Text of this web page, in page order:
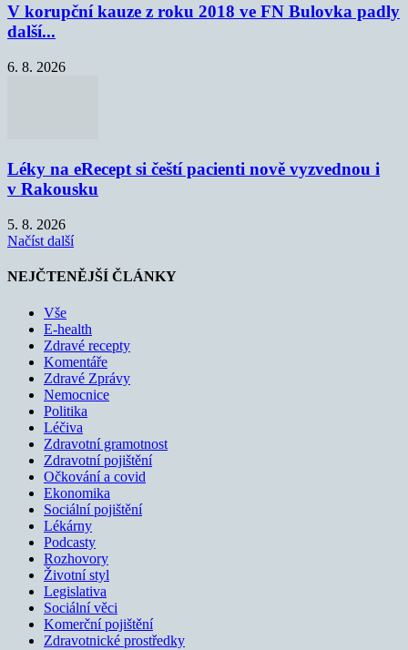
V korupční kauze z roku 2018 ve FN Bulovka padly
další...
6. 8. 2026
Léky na eRecept si čeští pacienti nově vyzvednou i
v Rakousku
5. 8. 2026
Načíst další
NEJČTENĚJŠÍ ČLÁNKY
Vše
E-health
Zdravé recepty
Komentáře
Zdravé Zprávy
Nemocnice
Politika
Léčiva
Zdravotní gramotnost
Zdravotní pojištění
Očkování a covid
Ekonomika
Sociální pojištění
Lékárny
Podcasty
Rozhovory
Životní styl
Legislativa
Sociální věci
Komerční pojištění
Zdravotnické prostředky